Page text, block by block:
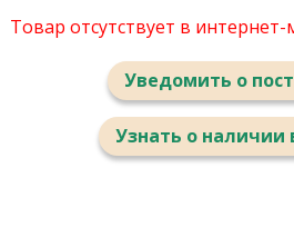
Товар отсутствует в интернет-
Уведомить о
Узнать о наличии